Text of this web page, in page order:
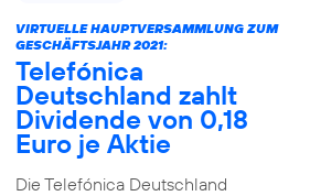
VIRTUELLE HAUPTVERSAMMLUNG ZUM
GESCHÄFTSJAHR 2021:
Telefónica
Deutschland zahlt
Dividende von 0,18
Euro je Aktie
Die Telefónica Deutschland